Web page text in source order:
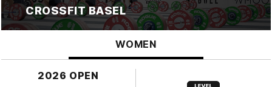
CROSSFIT BASEL
WOMEN
2026 OPEN